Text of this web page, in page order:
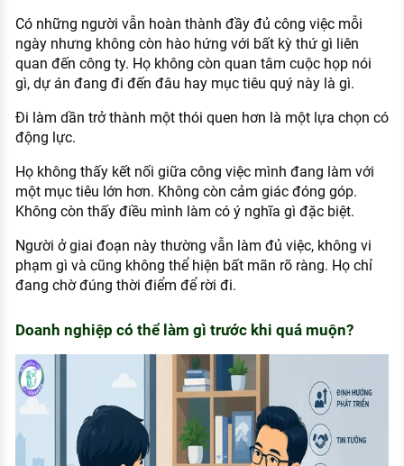
Có những người vẫn hoàn thành đầy đủ công việc mỗi
ngày nhưng không còn hào hứng với bất kỳ thứ gì liên
quan đến công ty. Họ không còn quan tâm cuộc họp nói
gì, dự án đang đi đến đâu hay mục tiêu quý này là gì.
Đi làm dần trở thành một thói quen hơn là một lựa chọn có
động lực.
Họ không thấy kết nối giữa công việc mình đang làm với
một mục tiêu lớn hơn. Không còn cảm giác đóng góp.
Không còn thấy điều mình làm có ý nghĩa gì đặc biệt.
Người ở giai đoạn này thường vẫn làm đủ việc, không vi
phạm gì và cũng không thể hiện bất mãn rõ ràng. Họ chỉ
đang chờ đúng thời điểm để rời đi.
Doanh nghiệp có thể làm gì trước khi quá muộn?